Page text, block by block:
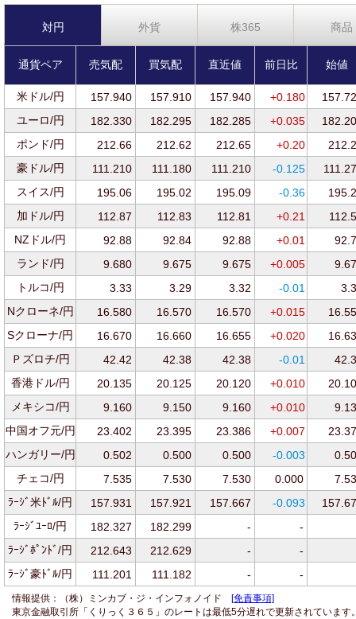
対円 外貨 株365 商品
通貨ペア 売気配 買気配 直近値 前日比 始値
米ドル/円 157.940 157.910 157.940 +0.180
ユーロ/円
182.330 182.295 182.285 +0.035
ポンド/円
212.66 212.62 212.65 +0.20
豪ドル/円
111.210 111.180 111.210 -0.125
スイス/円
195.06 195.02 195.09 -0.36
加ドル/円
112.87 112.83 112.81 +0.21
NZドル/円
92.88 92.84 92.88 +0.01
ランド/円
9.680 9.675 9.675 +0.005
トルコ/円
3.33 3.29 3.32 -0.01
Nクローネ/円
16.580 16.570 16.570 +0.015
Sクローナ/円
16.670 16.660 16.655 +0.020
Ｐズロチ/円
42.42 42.38 42.38 -0.01
香港ドル/円
20.135 20.125 20.120 +0.010
メキシコ/円
9.160 9.150 9.160 +0.010
中国オフ元/円
23.402 23.395 23.386 +0.007
ハンガリー/円
0.502 0.500 0.500 -0.003
チェコ/円
7.535 7.530 7.530 0.000
ﾗｰｼﾞ米ﾄﾞﾙ/円
157.931 157.921 157.667 -0.093
ﾗｰｼﾞﾕｰﾛ/円
182.327 182.299 -
-
ﾗｰｼﾞﾎﾟﾝﾄﾞ/円
212.643 212.629 -
-
ﾗｰｼﾞ豪ﾄﾞﾙ/円
111.201 111.182 - -
情報提供：（株）ミンカブ・ジ・インフォノイド [免責事項]
東京金融取引所「くりっく３６５」のレートは最低5分遅れで更新されています